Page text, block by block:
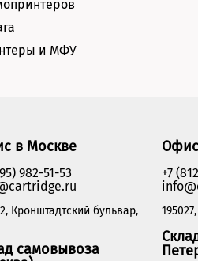
и МФУ
в Москве
982-51-53
Кронштадтский бульвар,
самовывоза
+7